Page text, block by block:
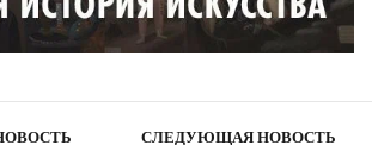
СЛЕДУЮЩАЯ НОВОСТЬ